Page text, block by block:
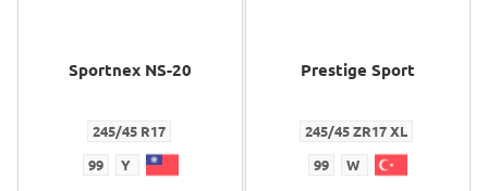
Sportnex NS-20
245/45 R17
99 Y
Prestige Sport
245/45 ZR17 XL
99 W